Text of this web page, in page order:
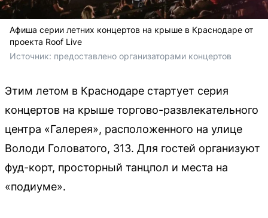
Афиша серии летних концертов на крыше в Краснодаре от
проекта Roof Live
Источник: предоставлено организаторами концертов
Этим летом в Краснодаре стартует серия
концертов на крыше торгово-развлекательного
центра «Галерея», расположенного на улице
Володи Головатого, 313. Для гостей организуют
фуд-корт, просторный танцпол и места на
«подиуме».